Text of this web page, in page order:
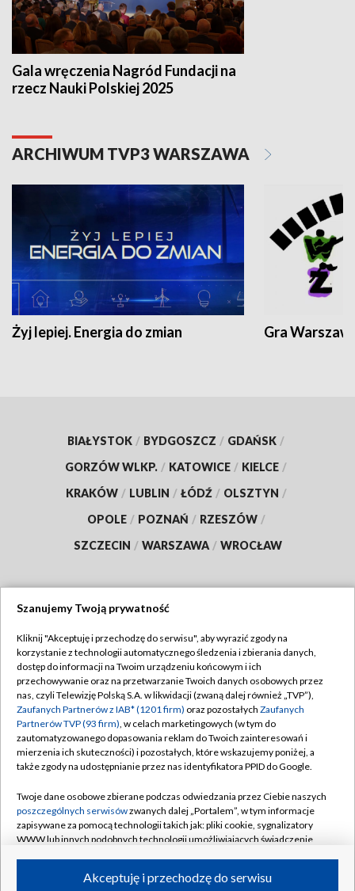
Gala wręczenia Nagród Fundacji na
rzecz Nauki Polskiej 2025
ARCHIWUM TVP3 WARSZAWA
Żyj lepiej. Energia do zmian Gra
BIAŁYSTOK / BYDGOSZCZ / GDAŃSK /
GORZÓW WLKP. / KATOWICE / KIELCE /
KRAKÓW / LUBLIN / ŁÓDŹ / OLSZTYN /
OPOLE / POZNAŃ / RZESZÓW /
SZCZECIN / WARSZAWA / WROCŁAW
TVP
Abonament TVP
Emisja w TVP
Centrum informacji TVP
Naziemna Telewizja Cyfrowa
Rada Programowa
System NOS
Informacje o nadawcy
Program dla prasy
Regulamin TVP
Polityka prywatności
Moje zgody
Pomoc
Kontakt
Kanały
Szanujemy Twoją prywatność
Kliknij "Akceptuję i przechodzę do serwisu", aby wyrazić zgody na
korzystanie z technologii automatycznego śledzenia i zbierania danych,
dostęp do informacji na Twoim urządzeniu końcowym i ich
przechowywanie oraz na przetwarzanie Twoich danych osobowych przez
nas, czyli Telewizję Polską S.A. w likwidacji (zwaną dalej również „TVP”),
Zaufanych Partnerów z IAB* (1201 firm) oraz pozostałych Zaufanych
Partnerów TVP (93 firm), w celach marketingowych (w tym do
zautomatyzowanego dopasowania reklam do Twoich zainteresowań i
mierzenia ich skuteczności) i pozostałych, które wskazujemy poniżej, a
także zgody na udostępnianie przez nas identyfikatora PPID do Google.
Twoje dane osobowe zbierane podczas odwiedzania przez Ciebie naszych
poszczególnych serwisówzwanych dalej „Portalem”, w tym informacje
zapisywane za pomocą technologii takich jak: pliki cookie, sygnalizatory
WWW lub innych podobnych technologii umożliwiających świadczenie
ruchu w Internecie.Akceptuję i przechodzę do serwisu